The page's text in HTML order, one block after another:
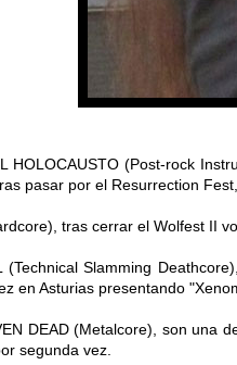
HOLOCAUSTO (Post-rock
pasar por el Resurrection
tras cerrar el Wolfest II
(Technical Slamming
en Asturias presentando
DEAD (Metalcore), son una
segunda vez.